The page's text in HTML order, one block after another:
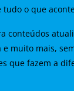
o que
conteúdos
e muito mais,
que fazem a